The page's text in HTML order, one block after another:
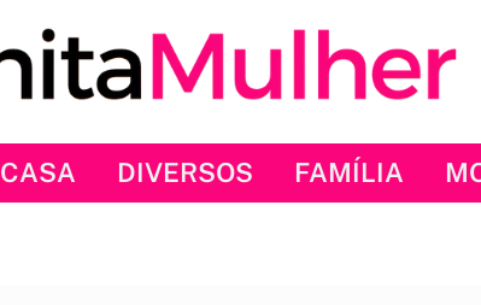
CASA DIVERSOS FAMÍLIA